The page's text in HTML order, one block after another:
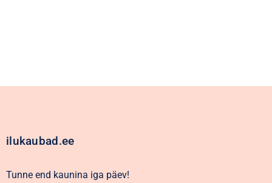
ilukaubad.ee
Tunne end kaunina iga päev!